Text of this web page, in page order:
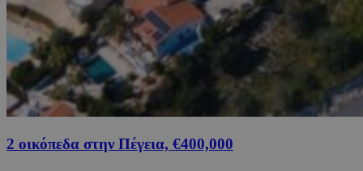
2 οικόπεδα στην Πέγεια, €400,000